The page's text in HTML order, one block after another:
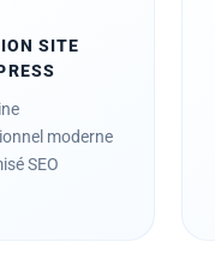
SITE
moderne
SEO